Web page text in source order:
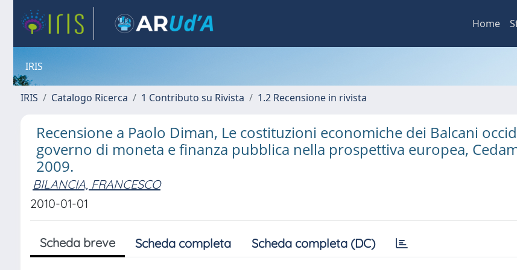
Home
IRIS
IRIS Catalogo Ricerca 1 Contributo su Rivista 1.2 Recensione in rivista
Recensione a Paolo Diman, Le costituzioni economiche dei Balcani
governo di moneta e finanza pubblica nella prospettiva europea,
2009.
BILANCIA, FRANCESCO
2010-01-01
Scheda breve Scheda completa Scheda completa (DC)